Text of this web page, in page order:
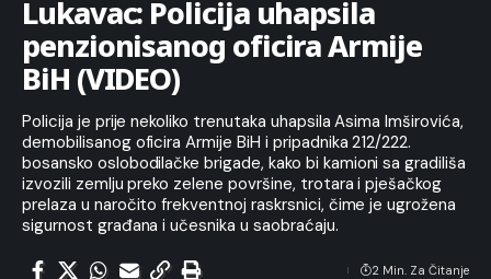
Lukavac: Policija uhapsila
penzionisanog oficira Armije
BiH (VIDEO)
Policija je prije nekoliko trenutaka uhapsila Asima Imširovića,
demobilisanog oficira Armije BiH i pripadnika 212/222.
bosansko oslobodilačke brigade, kako bi kamioni sa gradiliša
izvozili zemlju preko zelene površine, trotara i pješačkog
prelaza u naročito frekventnoj raskrsnici, čime je ugrožena
sigurnost građana i učesnika u saobraćaju.
2 Min. Za Čitanje